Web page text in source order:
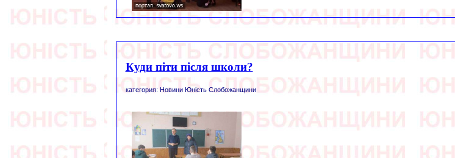
Куди піти після школи?
категория: Новини Юність Слобожанщини